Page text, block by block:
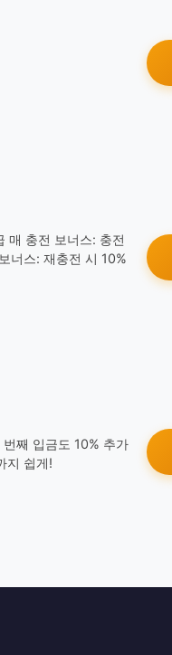
매 충전 보너스: 충전
너스: 재충전 시 10%
째 입금도 10% 추가
지 쉽게!